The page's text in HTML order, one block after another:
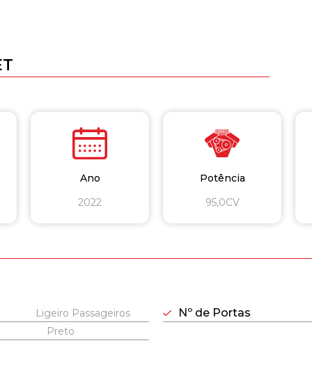
Ano
2022
Potência
95,0CV
Ligeiro Passageiros
Preto
Nº de Portas